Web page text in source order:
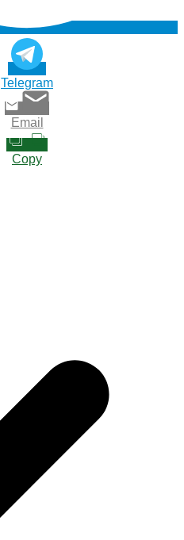
Telegram
Email
Copy